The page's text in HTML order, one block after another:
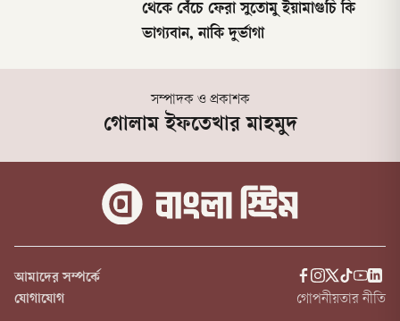
থেকে বেঁচে ফেরা সুতোমু ইয়ামাগুচি কি
ভাগ্যবান, নাকি দুর্ভাগা
সম্পাদক ও প্রকাশক
গোলাম ইফতেখার মাহমুদ
গোপনীয়তার নীতি
আমাদের সম্পর্কে
যোগাযোগ